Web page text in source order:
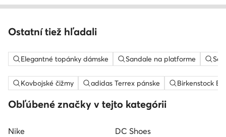
Ostatní tiež hľadali
Elegantné topánky dámske Sandale na platforme
Kovbojské čižmy adidas Terrex pánske Birkenstock
Obľúbené značky v tejto kategórii
Nike DC Shoes